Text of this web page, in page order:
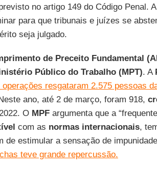
no artigo 149 do Código Penal.
para que tribunais e juízes se
seja julgado.
de Preceito Fundamental
Público do Trabalho (MPT). A
resgataram 2.575 pessoas
ano, até 2 de março, foram 918,
O MPFargumenta que a “frequente
com as normas internacionais,
de estimular a sensação de
teve grande repercussão.